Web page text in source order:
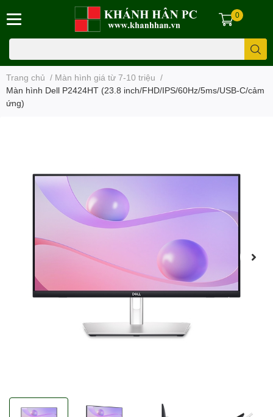
0
Trang chủ / Màn hình giá từ 7-10 triệu /
Màn hình Dell P2424HT (23.8 inch/FHD/IPS/60Hz/5ms/USB-C/cảm
ứng)